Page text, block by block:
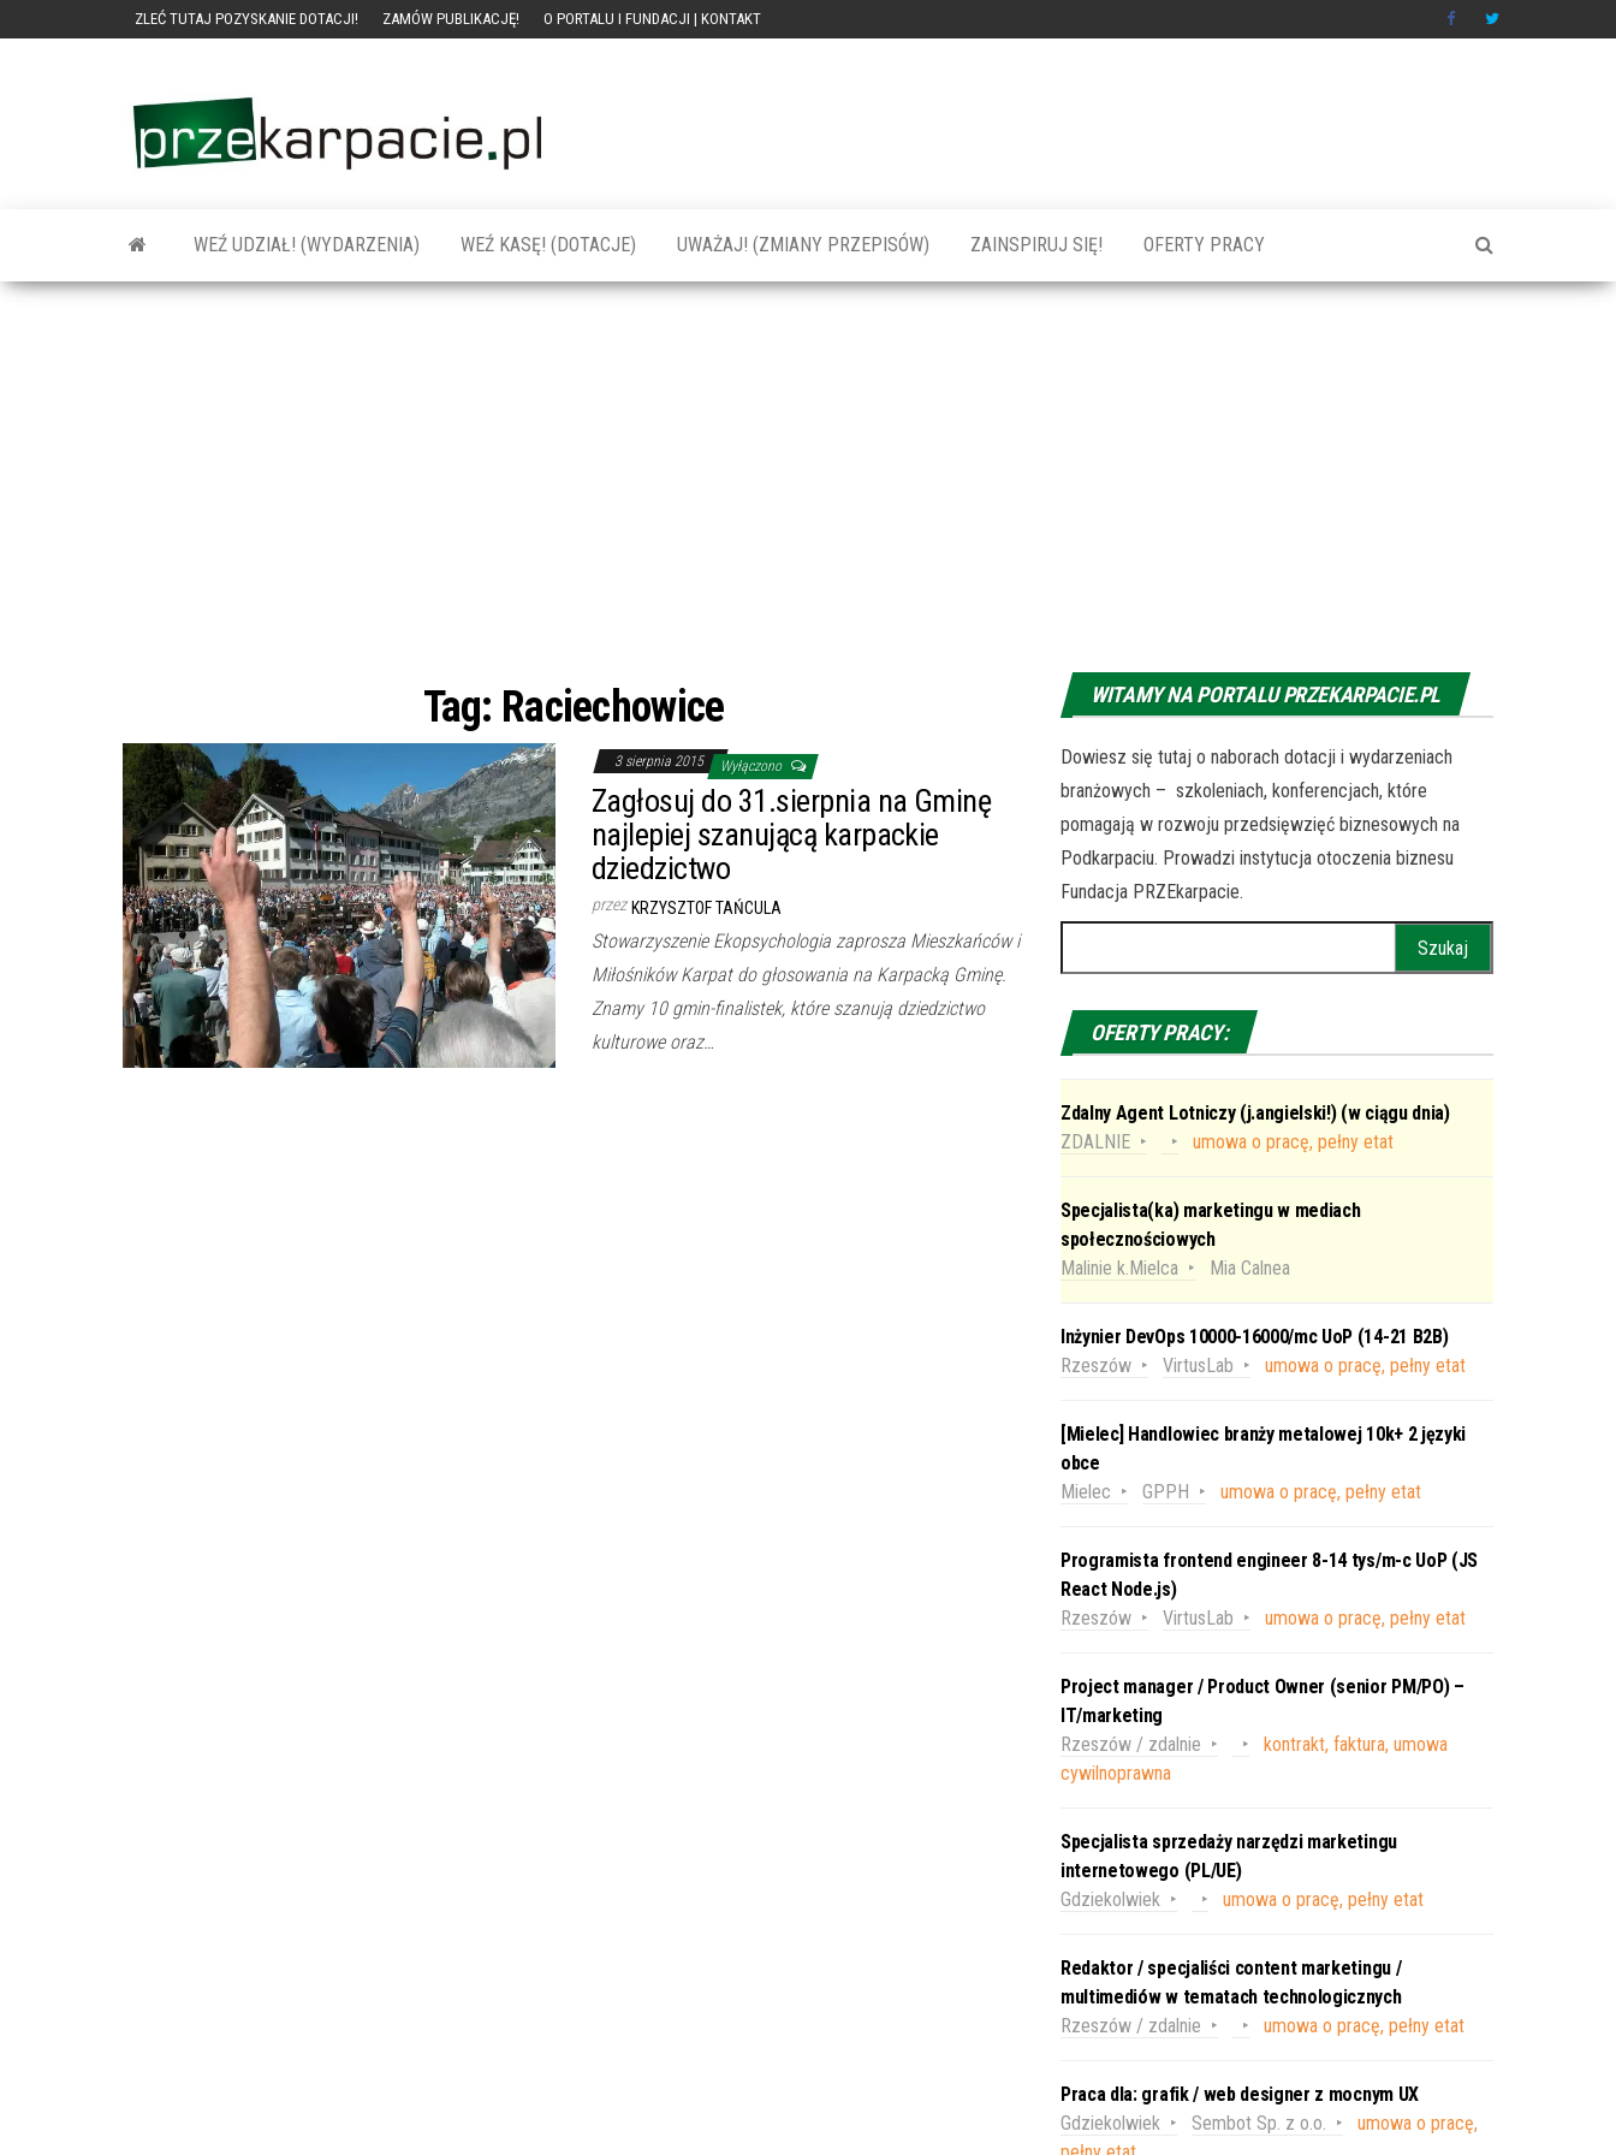
ZLEĆ TUTAJ POZYSKANIE DOTACJI! ZAMÓW PUBLIKACJĘ! O PORTALU I FUNDACJI | KONTAKT
szkolenia dla
firm
WEŹ UDZIAŁ! (WYDARZENIA) WEŹ KASĘ! (DOTACJE) UWAŻAJ! (ZMIANY PRZEPISÓW) ZAINSPIRUJ SIĘ! OFERTY PRACY
Tag: Raciechowice
3 sierpnia 2015 Wyłączono
Zagłosuj do 31.sierpnia na Gminę
najlepiej szanującą karpackie
dziedzictwo
przez KRZYSZTOF TAŃCULA
Stowarzyszenie Ekopsychologia zaprosza Mieszkańców i
Miłośników Karpat do głosowania na Karpacką Gminę.
Znamy 10 gmin-finalistek, które szanują dziedzictwo
kulturowe oraz…
WITAMY NA PORTALU PRZEKARPACIE.PL
Dowiesz się tutaj o naborach dotacji i wydarzeniach
branżowych – szkoleniach, konferencjach, które
pomagają w rozwoju przedsięwzięć biznesowych na
Podkarpaciu. Prowadzi instytucja otoczenia biznesu
Fundacja PRZEkarpacie.
OFERTY PRACY:
Zdalny Agent Lotniczy (j.angielski!) (w ciągu dnia)
ZDALNIE
umowa o pracę, pełny etat
Specjalista(ka) marketingu w mediach
społecznościowych
Malinie k.Mielca
Mia Calnea
Inżynier DevOps 10000-16000/mc UoP (14-21 B2B)
Rzeszów
VirtusLab umowa o pracę, pełny etat
[Mielec] Handlowiec branży metalowej 10k+ 2 języki
obce
Mielec
GPPH umowa o pracę, pełny etat
Programista frontend engineer 8-14 tys/m-c UoP (JS
React Node.js)
Rzeszów
VirtusLab umowa o pracę, pełny etat
Project manager / Product Owner (senior PM/PO) –
IT/marketing
Rzeszów / zdalnie
kontrakt, faktura, umowa
cywilnoprawna
Specjalista sprzedaży narzędzi marketingu
internetowego (PL/UE)
Gdziekolwiek
umowa o pracę, pełny etat
Redaktor / specjaliści content marketingu /
multimediów w tematach technologicznych
Rzeszów / zdalnie
umowa o pracę, pełny etat
Praca dla: grafik / web designer z mocnym UX
Gdziekolwiek
Sembot Sp. z o.o.
umowa o pracę,